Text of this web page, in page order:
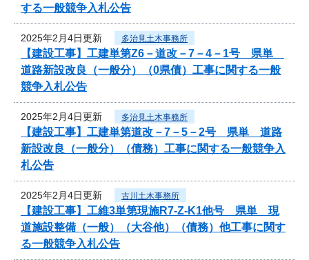
する一般競争入札公告
2025年2月4日更新 多治見土木事務所
【建設工事】工建単第Z6－道改－7－4－1号 県単
道路新設改良（一般分）（0県債）工事に関する一般
競争入札公告
2025年2月4日更新 多治見土木事務所
【建設工事】工建単第道改－7－5－2号 県単 道路
新設改良（一般分）（債務）工事に関する一般競争入
札公告
2025年2月4日更新 古川土木事務所
【建設工事】工維3単第現施R7-Z-K1他号 県単 現
道施設整備（一般）（大谷他）（債務）他工事に関す
る一般競争入札公告